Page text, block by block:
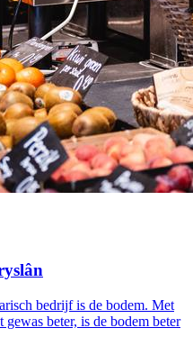
bedrijf is de bodem. Met
beter, is de bodem beter